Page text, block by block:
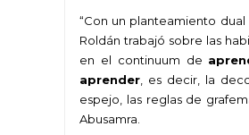
“Con un planteamiento
Roldán trabajó sobre las
en el continuum de
aprender , es decir, la
espejo, las reglas de
Abusamra.